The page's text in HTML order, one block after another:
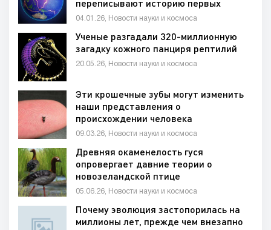
переписывают историю первых
континентов Земли
04.01.26, Новости науки и космоса
Ученые разгадали 320-миллионную
загадку кожного панциря рептилий
20.05.26, Новости науки и космоса
Эти крошечные зубы могут изменить
наши представления о
происхождении человека
09.03.26, Новости науки и космоса
Древняя окаменелость гуся
опровергает давние теории о
новозеландской птице
05.06.26, Новости науки и космоса
Почему эволюция застопорилась на
миллионы лет, прежде чем внезапно